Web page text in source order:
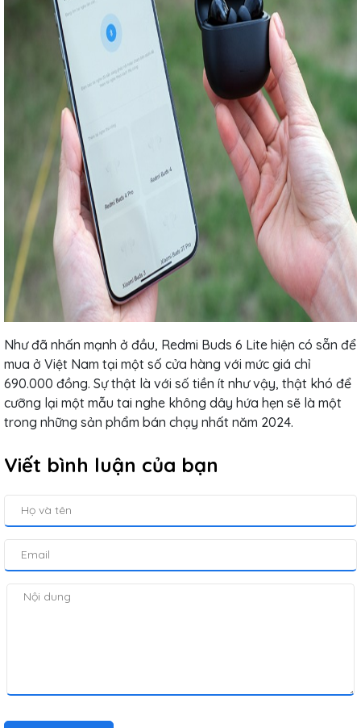
Như đã nhấn mạnh ở đầu, Redmi Buds 6 Lite hiện có sẵn để
mua ở Việt Nam tại một số cửa hàng với mức giá chỉ
690.000 đồng. Sự thật là với số tiền ít như vậy, thật khó để
cưỡng lại một mẫu tai nghe không dây hứa hẹn sẽ là một
trong những sản phẩm bán chạy nhất năm 2024.
Viết bình luận của bạn